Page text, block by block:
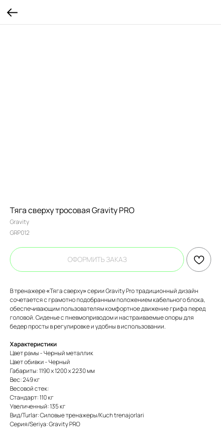
Тяга сверху тросовая Gravity PRO
Gravity
GRP012
ОФОРМИТЬ ЗАКАЗ
В тренажере «Тяга сверху» серии Gravity Pro традиционный дизайн
сочетается с грамотно подобранным положением кабельного блока,
обеспечивающим пользователям комфортное движение грифа перед
головой. Сиденье с пневмоприводом и настраиваемые опоры для
бедер просты в регулировке и удобны в использовании.
Характеристики
Цвет рамы - Черный металлик
Цвет обивки - Черный
Габариты: 1190 х 1200 х 2230 мм
Вес: 249 кг
Весовой стек:
Стандарт: 110 кг
Увеличенный: 135 кг
Вид/Turlar: Силовые тренажеры/Kuch trenajorlari
Серия/Seriya: Gravity PRO